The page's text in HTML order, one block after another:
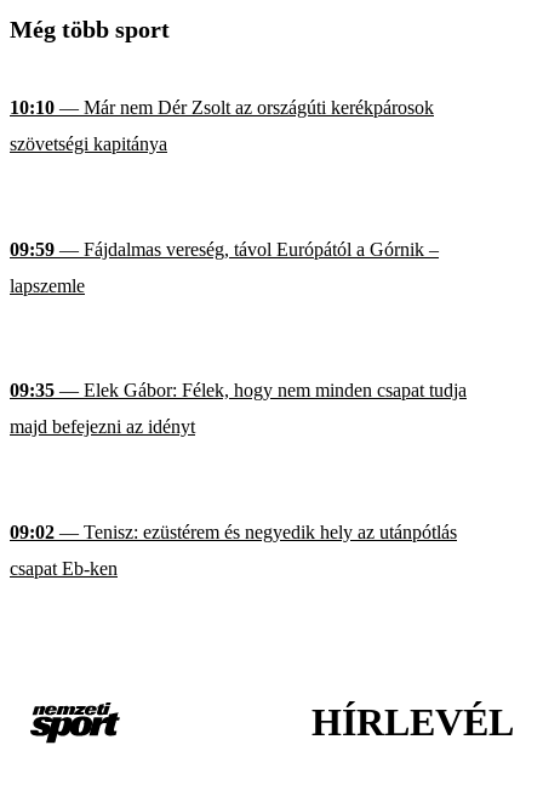
Még több sport
10:10 — Már nem Dér Zsolt az országúti kerékpárosok
szövetségi kapitánya
09:59 — Fájdalmas vereség, távol Európától a Górnik –
lapszemle
09:35 — Elek Gábor: Félek, hogy nem minden csapat tudja
majd befejezni az idényt
09:02 — Tenisz: ezüstérem és negyedik hely az utánpótlás
csapat Eb-ken
HÍRLEVÉL